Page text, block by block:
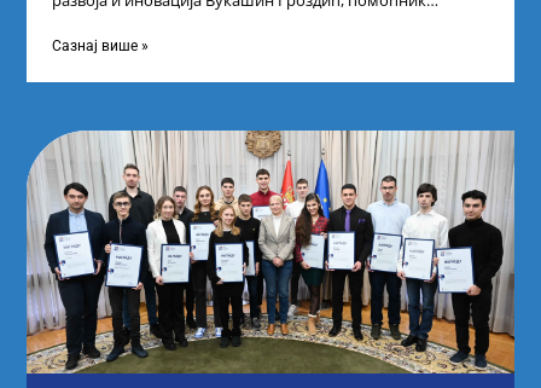
промоцију
Сазнај више »